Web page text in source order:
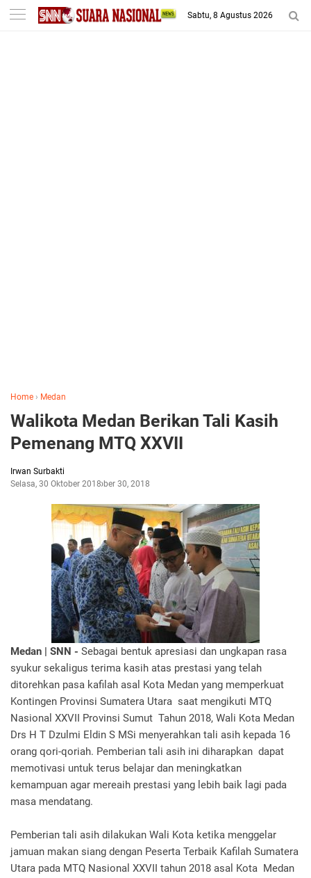
-->
Sabtu, 8 Agustus 2026
Home › Medan
Walikota Medan Berikan Tali Kasih
Pemenang MTQ XXVII
Irwan Surbakti
Selasa, 30 Oktober 2018Oktober 30, 2018
Medan | SNN - Sebagai bentuk apresiasi dan ungkapan rasa
syukur sekaligus terima kasih atas prestasi yang telah
ditorehkan pasa kafilah asal Kota Medan yang memperkuat
Kontingen Provinsi Sumatera Utara saat mengikuti MTQ
Nasional XXVII Provinsi Sumut Tahun 2018, Wali Kota Medan
Drs H T Dzulmi Eldin S MSi menyerahkan tali asih kepada 16
orang qori-qoriah. Pemberian tali asih ini diharapkan dapat
memotivasi untuk terus belajar dan meningkatkan
kemampuan agar mereaih prestasi yang lebih baik lagi pada
masa mendatang.
Pemberian tali asih dilakukan Wali Kota ketika menggelar
jamuan makan siang dengan Peserta Terbaik Kafilah Sumatera
Utara pada MTQ Nasional XXVII tahun 2018 asal Kota Medan